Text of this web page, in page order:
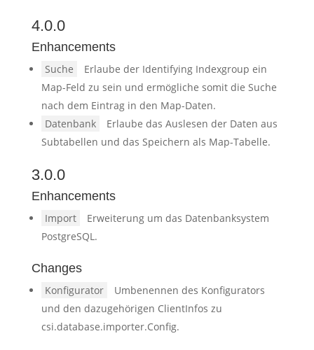
4.0.0
Enhancements
Suche
Erlaube der Identifying Indexgroup ein
Map-Feld zu sein und ermögliche somit die Suche
nach dem Eintrag in den Map-Daten.
Datenbank
Erlaube das Auslesen der Daten aus
Subtabellen und das Speichern als Map-Tabelle.
3.0.0
Enhancements
Import
Erweiterung um das Datenbanksystem
PostgreSQL.
Changes
Konfigurator
Umbenennen des Konfigurators
und den dazugehörigen ClientInfos zu
csi.database.importer.Config.